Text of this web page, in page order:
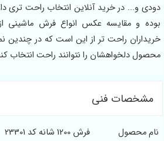
دودی و... در خرید آنلاین انتخاب راحت تری
بوده و مقایسه عکس انواع فرش ماشینی
خریداران راحت تر از این است که در چندین
محصول دلخواهشان را نتوانند راحت انتخاب
مشخصات فنی
نام محصول
فرش 1200 شانه کد 23301